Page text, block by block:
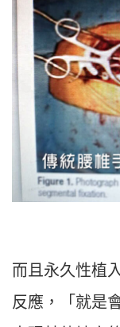
而且永久性植
反應，「就是